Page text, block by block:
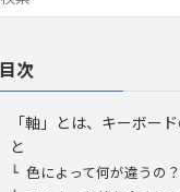
目次
「軸」とは、キーボー
と
色によって何が違うの？